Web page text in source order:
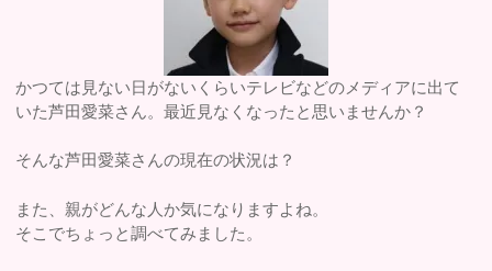
かつては見ない日がないくらいテレビなどのメディアに出て
いた芦田愛菜さん。最近見なくなったと思いませんか？
そんな芦田愛菜さんの現在の状況は？
また、親がどんな人か気になりますよね。
そこでちょっと調べてみました。